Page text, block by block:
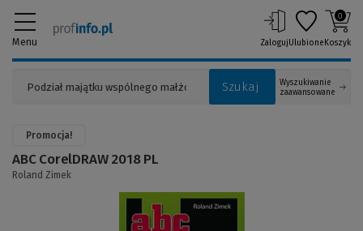
Menu
Szukaj
Wyszukiwanie
zaawansowane
ZalogujUlubione
0
Koszyk
Promocja!
ABC CorelDRAW 2018 PL
Roland Zimek